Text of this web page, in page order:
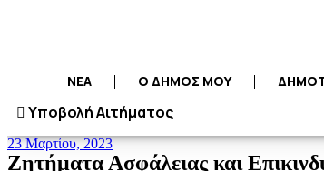
ΝΕΑ Ο ΔΗΜΟΣ ΜΟΥ
Υποβολή Αιτήματος
23 Μαρτίου, 2023
Ζητήματα Ασφάλειας και